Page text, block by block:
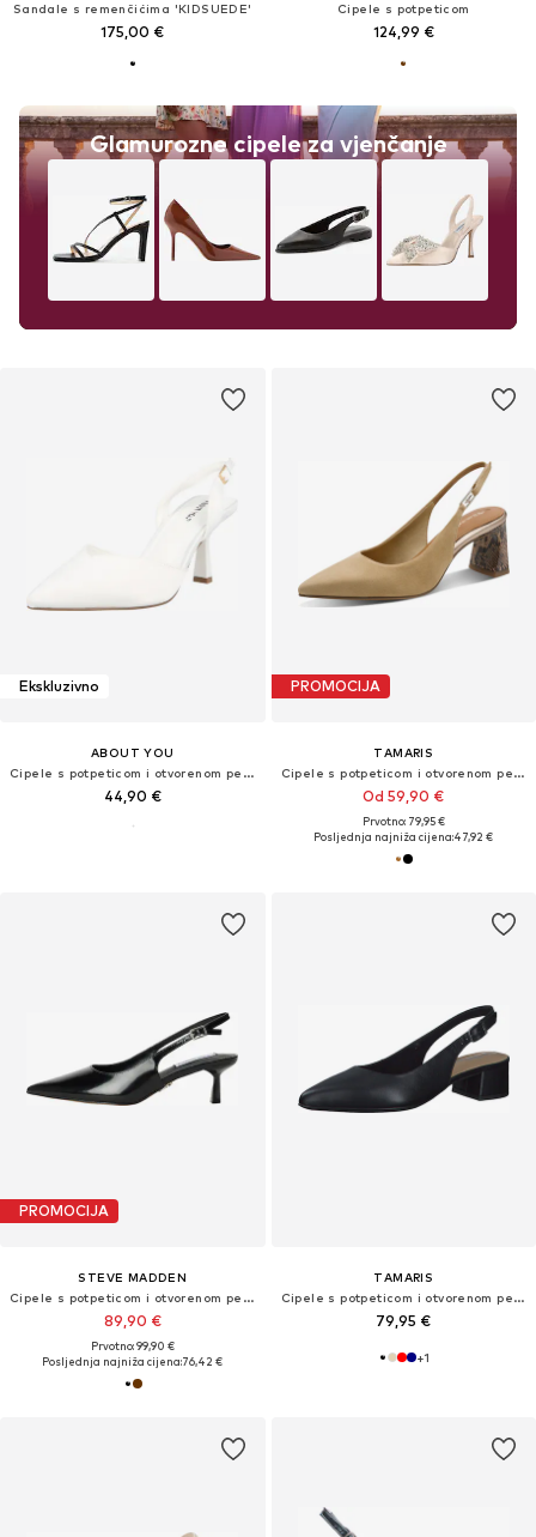
Sandale s remenčićima 'KIDSUEDE'
175,00 €
Glamurozne cipele za vjenčanje
Cipele s potpeticom
124,99 €
Ekskluzivno
ABOUT YOU
Cipele s potpeticom i otvorenom petom 'Violetta'
44,90 €
PROMOCIJA
TAMARIS
Cipele s potpeticom i otvorenom petom
Od 59,90 €
Prvotno: 79,95 €
Posljednja najniža cijena:47,92 €
PROMOCIJA
STEVE MADDEN
Cipele s potpeticom i otvorenom petom 'Korra'
89,90 €
Prvotno: 99,90 €
Posljednja najniža cijena:76,42 €
TAMARIS
Cipele s potpeticom i otvorenom petom
79,95 €
+1